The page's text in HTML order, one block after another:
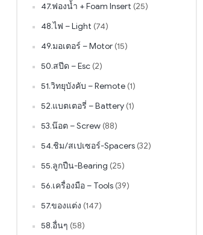
47.ฟองน้ำ + Foam Insert (25)
48.ไฟ – Light (74)
49.มอเตอร์ – Motor (15)
50.สปีด – Esc (2)
51.วิทยุบังคับ – Remote (1)
52.แบตเตอรี่ – Battery (1)
53.น๊อต – Screw (88)
54.ชิม/สเปเซอร์-Spacers (32)
55.ลูกปืน-Bearing (25)
56.เครื่องมือ – Tools (39)
57.ของแต่ง (147)
58.อื่นๆ (58)